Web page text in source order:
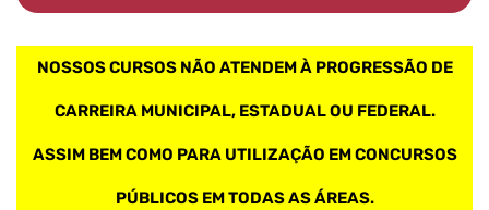
NOSSOS CURSOS NÃO ATENDEM À PROGRESSÃO DE
CARREIRA MUNICIPAL, ESTADUAL OU FEDERAL.
ASSIM BEM COMO PARA UTILIZAÇÃO EM CONCURSOS
PÚBLICOS EM TODAS AS ÁREAS.